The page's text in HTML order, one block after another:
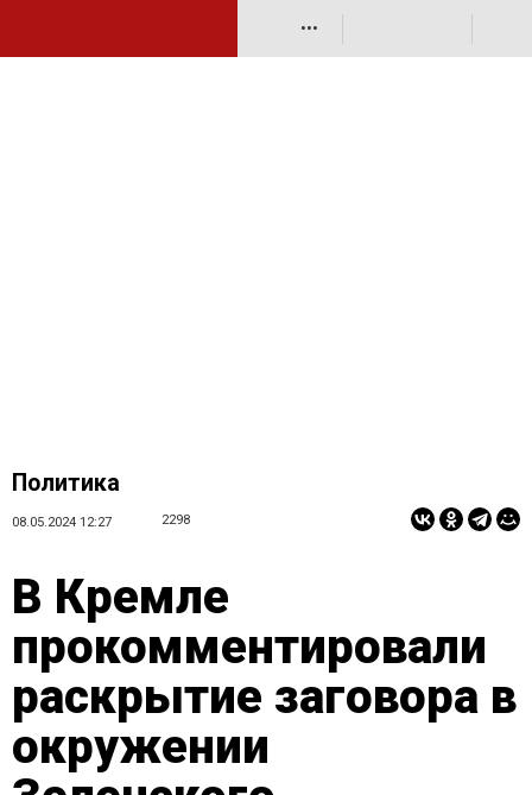
•••
Политика
08.05.2024 12:27 2298
В Кремле
прокомментировали
раскрытие заговора в
окружении